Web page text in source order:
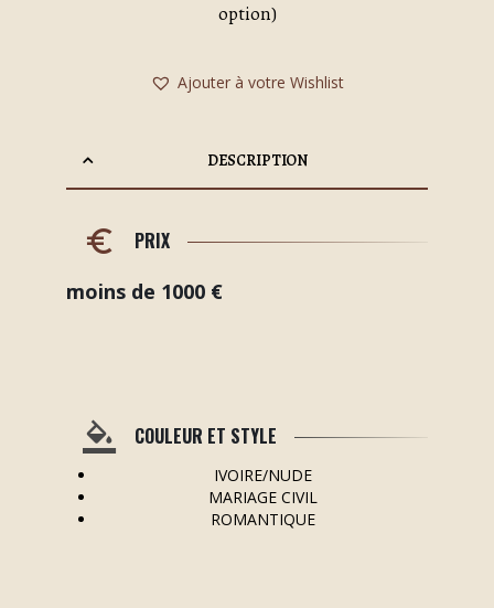
option)
Ajouter à votre Wishlist
DESCRIPTION
PRIX
moins de 1000 €
COULEUR ET STYLE
IVOIRE/NUDE
MARIAGE CIVIL
ROMANTIQUE